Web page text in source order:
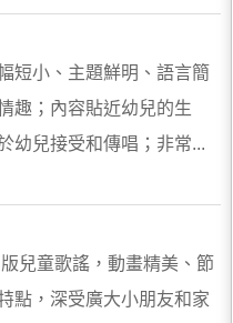
短小、主題鮮明、語言簡
趣；內容貼近幼兒的生
幼兒接受和傳唱；非常...
兒童歌謠，動畫精美、節
點，深受廣大小朋友和家